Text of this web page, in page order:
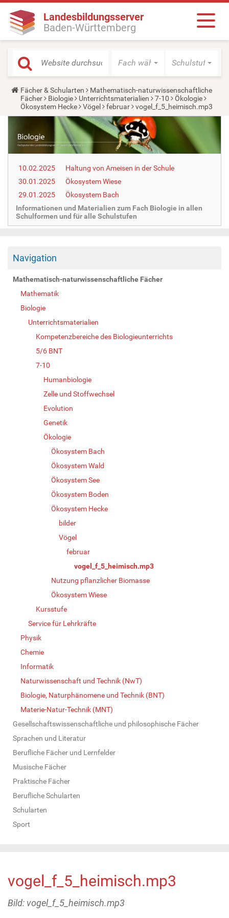
Landesbildungsserver
Baden-Württemberg
Fach wählen Schulstufe
Y
o
u
a
h
e
r
:
Fächer & Schularten
Mathematisch-naturwissenschaftliche
Fächer
Biologie Unterrichtsmaterialien 7-10
Ökologie
Ökosystem Hecke
Vögel februar vogel_f_5_heimisch.mp3
10.02.2025
Haltung von Ameisen in der Schule
30.01.2025
Ökosystem Wiese
29.01.2025
Ökosystem Bach
Informationen und Materialien zum Fach Biologie in allen
Schulformen und für alle Schulstufen
Navigation
Mathematisch-naturwissenschaftliche Fächer
Mathematik
Biologie
Unterrichtsmaterialien
Kompetenzbereiche des Biologieunterrichts
5/6 BNT
7-10
Humanbiologie
Zelle und Stoffwechsel
Evolution
Genetik
Ökologie
Ökosystem Bach
Ökosystem Wald
Ökosystem See
Ökosystem Boden
Ökosystem Hecke
bilder
Vögel
februar
vogel_f_5_heimisch.mp3
Nutzung pflanzlicher Biomasse
Ökosystem Wiese
Kursstufe
Service für Lehrkräfte
Physik
Chemie
Informatik
Naturwissenschaft und Technik (NwT)
Biologie, Naturphänomene und Technik (BNT)
Materie-Natur-Technik (MNT)
Gesellschaftswissenschaftliche und philosophische Fächer
Sprachen und Literatur
Berufliche Fächer und Lernfelder
Musische Fächer
Praktische Fächer
Berufliche Schularten
Schularten
Sport
vogel_f_5_heimisch.mp3
Bild: vogel_f_5_heimisch.mp3